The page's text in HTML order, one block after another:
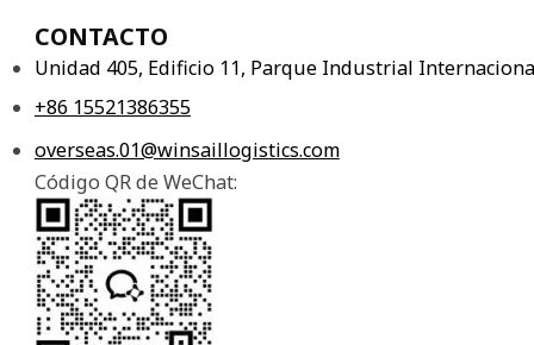
CONTACTO
Unidad 405, Edificio 11, Parque Industrial
+86 15521386355
overseas.01@winsaillogistics.com
Código QR de WeChat: